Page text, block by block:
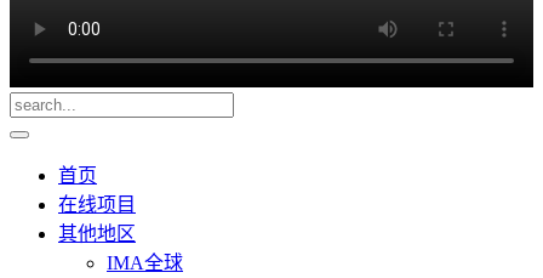
首页
在线项目
其他地区
IMA全球